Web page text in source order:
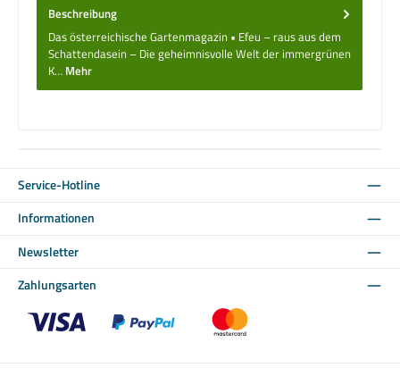
Beschreibung
Das österreichische Gartenmagazin • Efeu – raus aus dem
Schattendasein – Die geheimnisvolle Welt der immergrünen
K… Mehr
Service-Hotline
Informationen
Newsletter
Zahlungsarten